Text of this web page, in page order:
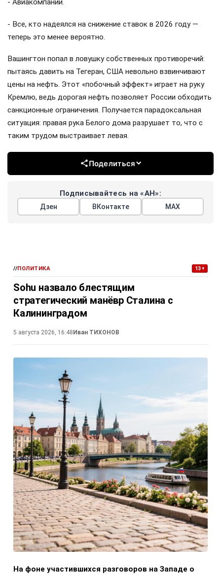
- Авиакомпании.
- Все, кто надеялся на снижение ставок в 2026 году —
теперь это менее вероятно.
Вашингтон попал в ловушку собственных противоречий:
пытаясь давить на Тегеран, США невольно взвинчивают
цены на нефть. Этот «побочный эффект» играет на руку
Кремлю, ведь дорогая нефть позволяет России обходить
санкционные ограничения. Получается парадоксальная
ситуация: правая рука Белого дома разрушает то, что с
таким трудом выстраивает левая.
Поделиться
Подписывайтесь на «АН»:
Дзен ВКонтакте МАХ
//ПОЛИТИКА 13+
Sohu назвало блестящим
стратегический манёвр Сталина с
Калининградом
5 августа 2026, 16:48Иван ТИХОНОВ
На фоне участившихся разговоров на Западе о